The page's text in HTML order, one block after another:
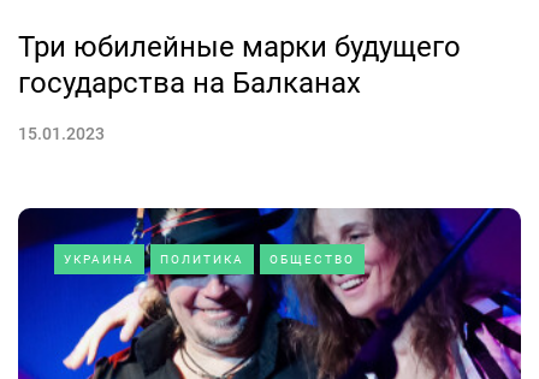
Три юбилейные марки будущего
государства на Балканах
15.01.2023
УКРАИНА ПОЛИТИКА ОБЩЕСТВО